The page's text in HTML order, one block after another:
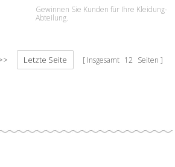
Großhandel
Gewinnen Sie Kunden für Ihre Kleidung-
Abteilung.
Letzte Seite Insgesamt 12 Seiten